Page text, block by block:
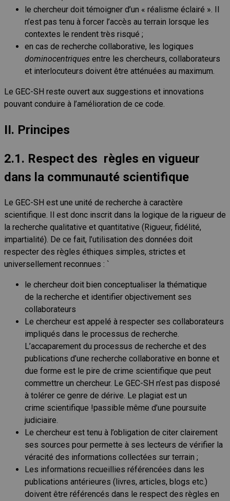
le chercheur doit témoigner d’un « réalisme éclairé ». Il
n’est pas tenu à forcer l’accès au terrain lorsque les
contextes le rendent très risqué ;
en cas de recherche collaborative, les logiques
dominocentriques entre les chercheurs, collaborateurs
et interlocuteurs doivent être atténuées au maximum.
Le GEC-SH reste ouvert aux suggestions et innovations
pouvant conduire à l’amélioration de ce code.
II. Principes
2.1. Respect des règles en vigueur
dans la communauté scientifique
Le GEC-SH est une unité de recherche à caractère
scientifique. Il est donc inscrit dans la logique de la rigueur de
la recherche qualitative et quantitative (Rigueur, fidélité,
impartialité). De ce fait, l’utilisation des données doit
respecter des règles éthiques simples, strictes et
universellement reconnues : `
le chercheur doit bien conceptualiser la thématique
de la recherche et identifier objectivement ses
collaborateurs
Le chercheur est appelé à respecter ses collaborateurs
impliqués dans le processus de recherche.
L’accaparement du processus de recherche et des
publications d’une recherche collaborative en bonne et
due forme est le pire de crime scientifique que peut
commettre un chercheur. Le GEC-SH n’est pas disposé
à tolérer ce genre de dérive. Le plagiat est un
crime scientifique !passible même d’une poursuite
judiciaire.
Le chercheur est tenu à l’obligation de citer clairement
ses sources pour permette à ses lecteurs de vérifier la
véracité des informations collectées sur terrain ;
Les informations recueillies référencées dans les
publications antérieures (livres, articles, blogs etc.)
doivent être référencés dans le respect des règles en